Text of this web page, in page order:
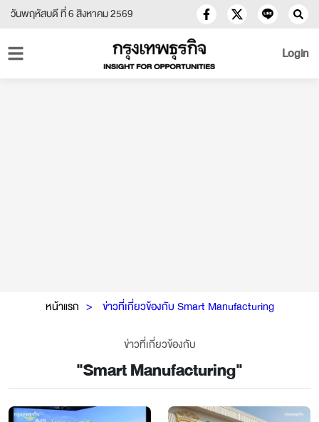
วันพฤหัสบดี ที่ 6 สิงหาคม 2569
Login
หน้าแรก ข่าวที่เกี่ยวข้องกับ Smart Manufacturing
ข่าวที่เกี่ยวข้องกับ
"Smart Manufacturing"